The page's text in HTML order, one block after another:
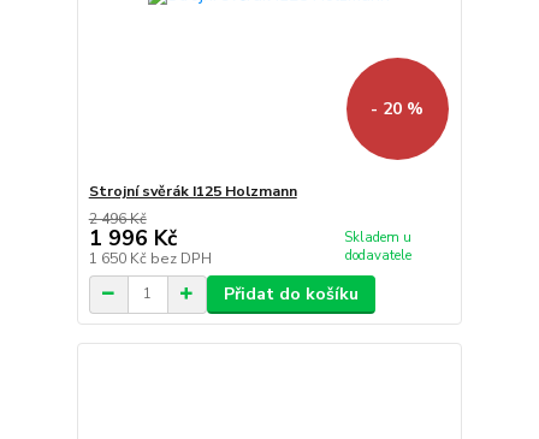
- 20 %
Strojní svěrák I125 Holzmann
2 496 Kč
1 996 Kč
1 650 Kč bez DPH
Skladem u
dodavatele
Přidat do košíku